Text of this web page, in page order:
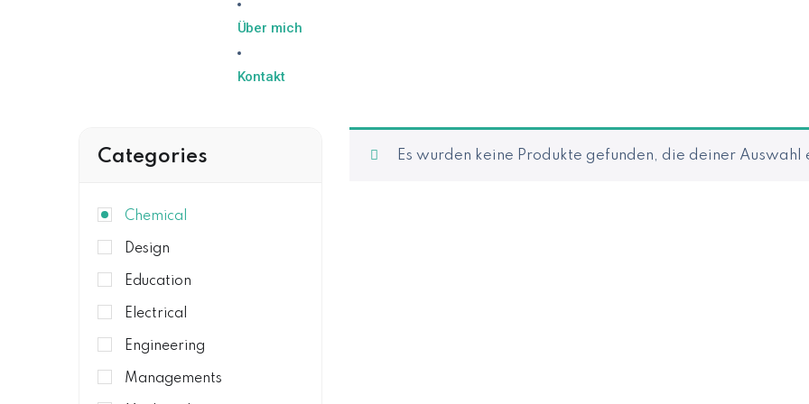
Über mich
Kontakt
Es wurden keine Produkte gefunden, die deiner Auswahl
Categories
Chemical
Design
Education
Electrical
Engineering
Managements